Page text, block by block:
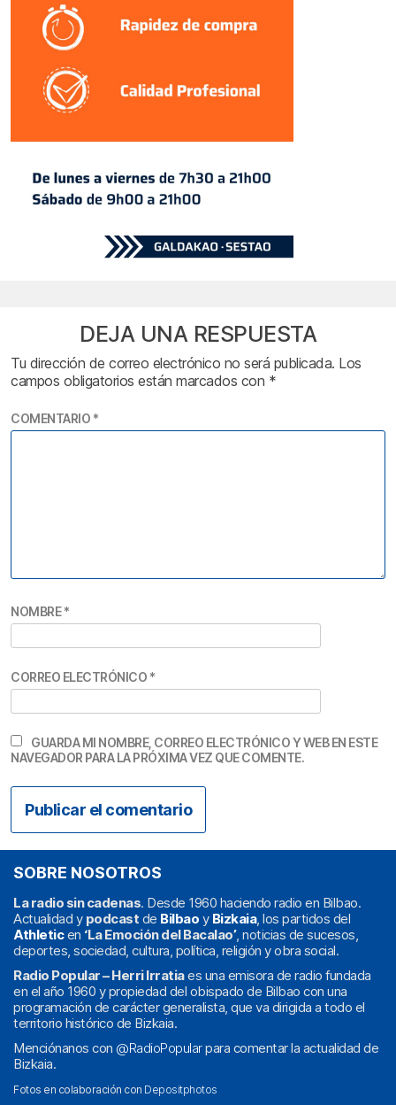
DEJA UNA RESPUESTA
Tu dirección de correo electrónico no será publicada. Los
campos obligatorios están marcados con *
COMENTARIO *
NOMBRE*
CORREO ELECTRÓNICO *
GUARDA MI NOMBRE, CORREO ELECTRÓNICO Y WEB EN ESTE
NAVEGADOR PARA LA PRÓXIMA VEZ QUE COMENTE.
SOBRE NOSOTROS
La radio sin cadenas. Desde 1960 haciendo radio en Bilbao.
Actualidad y podcast de Bilbao y Bizkaia, los partidos del
Athleticen ‘La Emoción del Bacalao’, noticias de sucesos,
deportes, sociedad, cultura, política, religión y obra social.
Radio Popular – Herri Irratiaes una emisora de radio fundada
en el año 1960 y propiedad del obispado de Bilbao con una
programación de carácter generalista, que va dirigida a todo el
territorio histórico de Bizkaia.
Menciónanos con @RadioPopularpara comentar la actualidad de
Bizkaia.
Fotos en colaboración con Depositphotos